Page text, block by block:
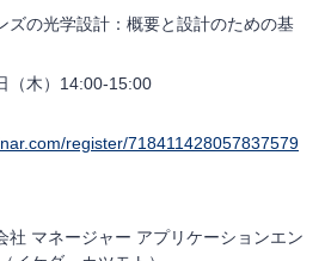
ズの光学設計：概要と設計のための基
（木）14:00-15:00
register/718411428057837579
社 マネージャー アプリケーションエン